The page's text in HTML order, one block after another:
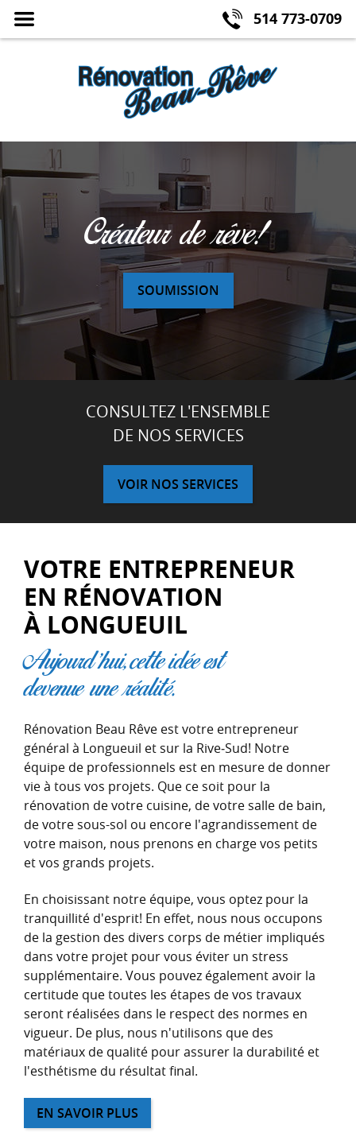
Créateur de rêve!
SOUMISSION
514 773-0709
CONSULTEZ L'ENSEMBLE
DE NOS SERVICES
VOIR NOS SERVICES
VOTRE ENTREPRENEUR
EN RÉNOVATION
À LONGUEUIL
Aujourd'hui, cette idée est
devenue une réalité.
Rénovation Beau Rêve est votre entrepreneur
général à Longueuil et sur la Rive‑Sud! Notre
équipe de professionnels est en mesure de donner
vie à tous vos projets. Que ce soit pour la
rénovation de votre cuisine, de votre salle de bain,
de votre sous-sol ou encore l'agrandissement de
votre maison, nous prenons en charge vos petits
et vos grands projets.
En choisissant notre équipe, vous optez pour la
tranquillité d'esprit! En effet, nous nous occupons
de la gestion des divers corps de métier impliqués
dans votre projet pour vous éviter un stress
supplémentaire. Vous pouvez également avoir la
certitude que toutes les étapes de vos travaux
seront réalisées dans le respect des normes en
vigueur. De plus, nous n'utilisons que des
matériaux de qualité pour assurer la durabilité et
l'esthétisme du résultat final.
EN SAVOIR PLUS